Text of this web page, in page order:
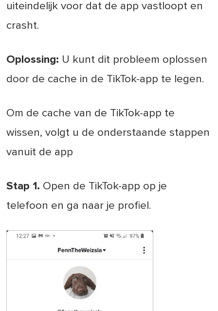
uiteindelijk voor dat de app vastloopt en
crasht.
Oplossing: U kunt dit probleem oplossen
door de cache in de TikTok-app te legen.
Om de cache van de TikTok-app te
wissen, volgt u de onderstaande stappen
vanuit de app
Stap 1. Open de TikTok-app op je
telefoon en ga naar je profiel.